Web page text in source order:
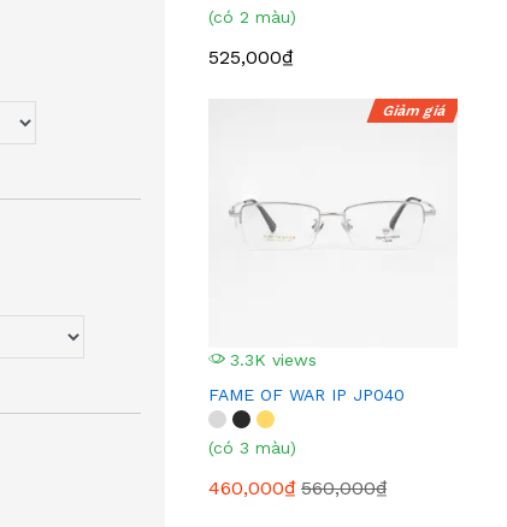
(có 2 màu)
525,000₫
3.3K views
Giảm giá
FAME OF WAR IP JP040
(có 3 màu)
460,000₫ 560,000₫